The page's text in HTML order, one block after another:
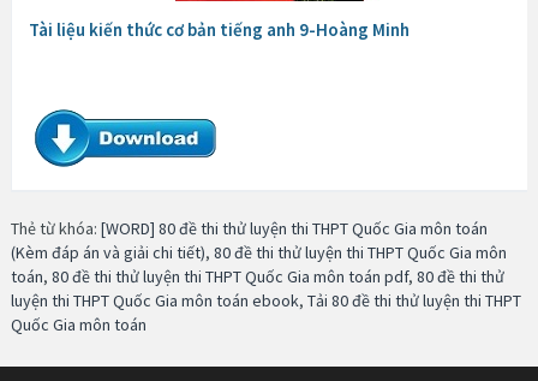
Tài liệu kiến thức cơ bản tiếng anh 9-Hoàng Minh
Thẻ từ khóa: [WORD] 80 đề thi thử luyện thi THPT Quốc Gia môn toán
(Kèm đáp án và giải chi tiết), 80 đề thi thử luyện thi THPT Quốc Gia môn
toán, 80 đề thi thử luyện thi THPT Quốc Gia môn toán pdf, 80 đề thi thử
luyện thi THPT Quốc Gia môn toán ebook, Tải 80 đề thi thử luyện thi THPT
Quốc Gia môn toán